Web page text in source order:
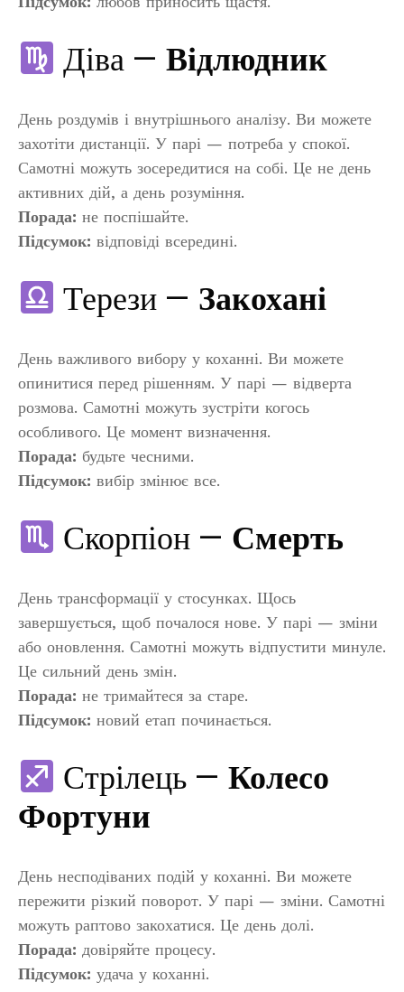
Діва —Відлюдник
День роздумів і внутрішнього аналізу. Ви можете
захотіти дистанції. У парі — потреба у спокої.
Самотні можуть зосередитися на собі. Це не день
активних дій, а день розуміння.
Порада: не поспішайте.
Підсумок: відповіді всередині.
Терези — Закохані
День важливого вибору у коханні. Ви можете
опинитися перед рішенням. У парі — відверта
розмова. Самотні можуть зустріти когось
особливого. Це момент визначення.
Порада: будьте чесними.
Підсумок: вибір змінює все.
Скорпіон — Смерть
День трансформації у стосунках. Щось
завершується, щоб почалося нове. У парі — зміни
або оновлення. Самотні можуть відпустити минуле.
Це сильний день змін.
Порада: не тримайтеся за старе.
Підсумок: новий етап починається.
Стрілець —Колесо
Фортуни
День несподіваних подій у коханні. Ви можете
пережити різкий поворот. У парі — зміни. Самотні
можуть раптово закохатися. Це день долі.
Порада: довіряйте процесу.
Підсумок: удача у коханні.